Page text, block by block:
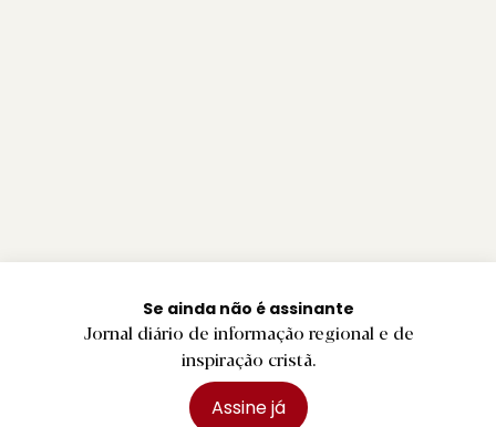
Se ainda não é assinante
Jornal diário de informação regional e de
inspiração cristã.
Assine já